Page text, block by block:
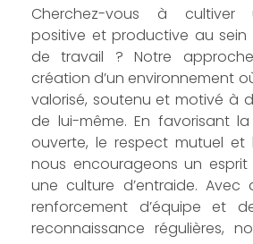
Cherchez-vous à cultiver
positive et productive au
de travail ? Notre
création d’un environnement
valorisé, soutenu et motivé à
de lui-même. En favorisant
ouverte, le respect mutuel et
nous encourageons un
une culture d’entraide.
renforcement d’équipe et
reconnaissance régulières,